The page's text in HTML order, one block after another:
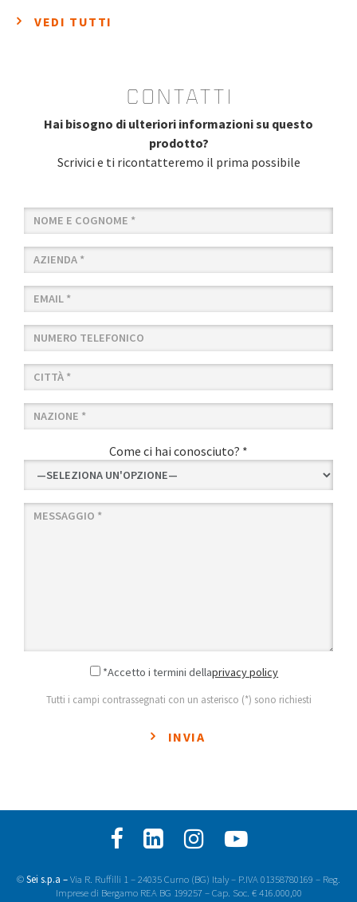
VEDI TUTTI
contatti
Hai bisogno di ulteriori informazioni su questo
prodotto?
Scrivici e ti ricontatteremo il prima possibile
Come ci hai conosciuto? *
*Accetto i termini dellaprivacy policy
Tutti i campi contrassegnati con un asterisco (*) sono richiesti
INVIA
©Sei s.p.a –Via R. Ruffilli 1 – 24035 Curno (BG) Italy – P.IVA 01358780169 – Reg.
Imprese di Bergamo REA BG 199257 – Cap. Soc. € 416.000,00